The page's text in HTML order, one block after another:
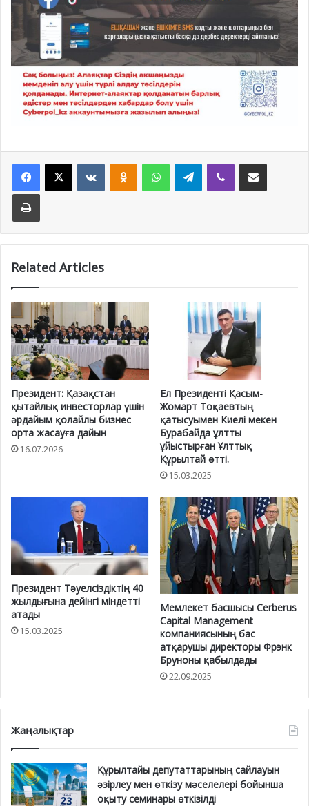
Facebook
X VKontakteOdnoklassniki
WhatsAppTelegramViber Share via Email
Print
Related Articles
Президент: Қазақстан
қытайлық инвесторлар үшін
әрдайым қолайлы бизнес
орта жасауға дайын
16.07.2026
Ел Президенті Қасым-
Жомарт Тоқаевтың
қатысуымен Киелі мекен
Бурабайда ұлтты
ұйыстырған Ұлттық
Құрылтай өтті.
15.03.2025
Президент Тәуелсіздіктің 40
жылдығына дейінгі міндетті
атады
15.03.2025
Мемлекет басшысы Cerberus
Capital Management
компаниясының бас
атқарушы директоры Фрэнк
Бруноны қабылдады
22.09.2025
Жаңалықтар
Құрылтайы депутаттарының сайлауын
әзірлеу мен өткізу мәселелері бойынша
оқыту семинары өткізілді